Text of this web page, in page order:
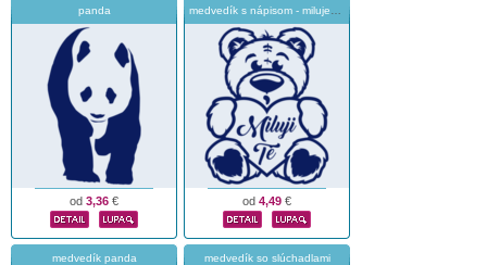
panda
od 3,36 € od 4,49 €
medvedík panda medvedík so slúchadlami